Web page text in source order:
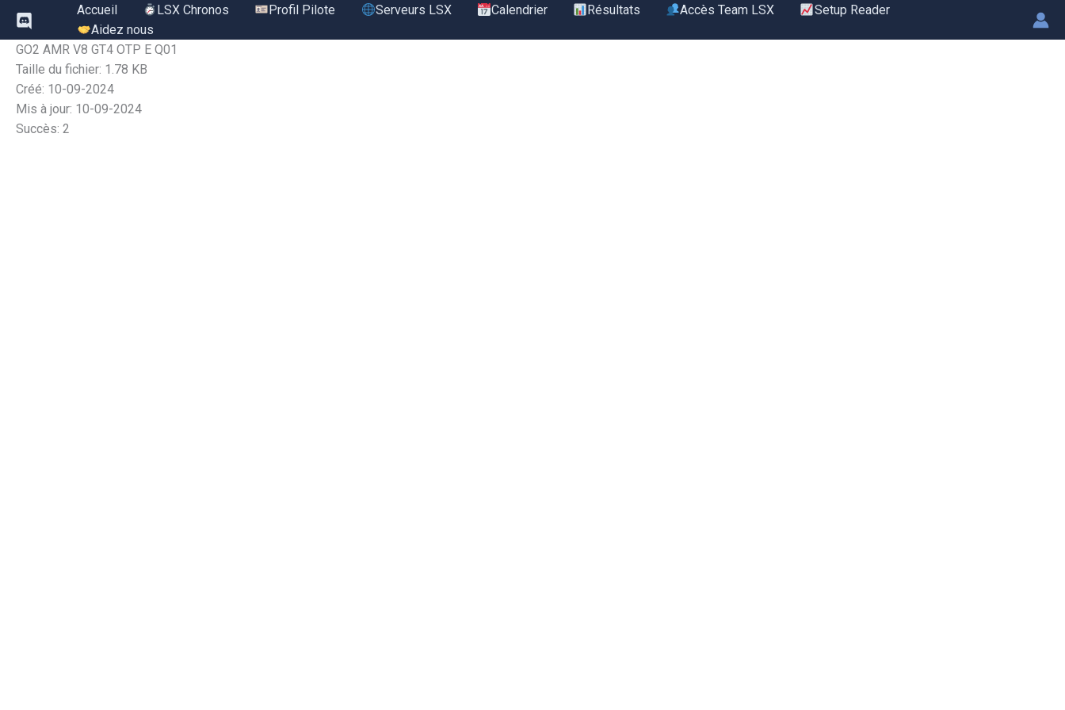
Aller
contenu
Accueil LSX Chronos Profil Pilote Serveurs LSX Calendrier Résultats Accès Team LSX
Setup Reader
Aidez nous
GO2 AMR V8 GT4 OTP E Q01
Taille du fichier: 1.78 KB
Créé: 10-09-2024
Mis à jour: 10-09-2024
Succès: 2